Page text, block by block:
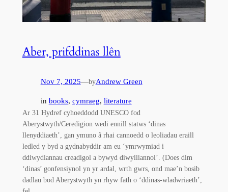
Aber, prifddinas llên
Nov 7, 2025—byAndrew Green
in books, cymraeg, literature
Ar 31 Hydref cyhoeddodd UNESCO fod
Aberystwyth/Ceredigion wedi ennill statws ‘dinas
llenyddiaeth’, gan ymuno â rhai cannoedd o leoliadau eraill
ledled y byd a gydnabyddir am eu ‘ymrwymiad i
ddiwydiannau creadigol a bywyd diwylliannol’. (Does dim
‘dinas’ gonfensiynol yn yr ardal, wrth gwrs, ond mae’n bosib
dadlau bod Aberystwyth yn rhyw fath o ‘ddinas-wladwriaeth’,